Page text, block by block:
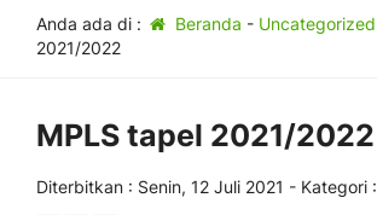
Anda ada di : Beranda - Uncategorized
2021/2022
MPLS tapel 2021/2022
Diterbitkan : Senin, 12 Juli 2021 - Kategori :